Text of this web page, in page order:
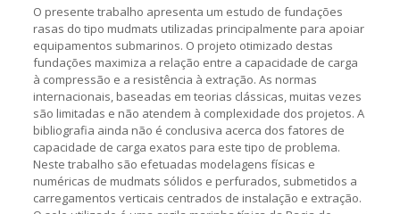
O presente trabalho apresenta um estudo de fundações
rasas do tipo mudmats utilizadas principalmente para apoiar
equipamentos submarinos. O projeto otimizado destas
fundações maximiza a relação entre a capacidade de carga
à compressão e a resistência à extração. As normas
internacionais, baseadas em teorias clássicas, muitas vezes
são limitadas e não atendem à complexidade dos projetos. A
bibliografia ainda não é conclusiva acerca dos fatores de
capacidade de carga exatos para este tipo de problema.
Neste trabalho são efetuadas modelagens físicas e
numéricas de mudmats sólidos e perfurados, submetidos a
carregamentos verticais centrados de instalação e extração.